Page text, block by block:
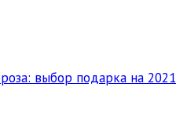
выбор подарка на 2021